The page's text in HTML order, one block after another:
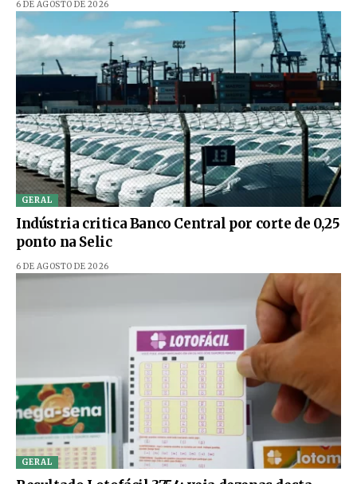
6 DE AGOSTO DE 2026
GERAL
Indústria critica Banco Central por corte de 0,25
ponto na Selic
6 DE AGOSTO DE 2026
GERAL